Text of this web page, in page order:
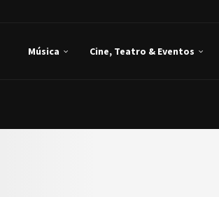
Música Cine, Teatro & Eventos